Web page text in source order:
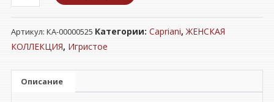
товара
Вино
игристое
"ЛАМБРУСКО"
белое
сладкое
Артикул: КА-00000525 Категории: Capriani,ЖЕНСКАЯ
КОЛЛЕКЦИЯ, Игристое
Описание